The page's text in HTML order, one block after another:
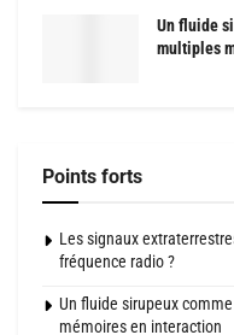
Un fluide
multiples
Points forts
Les signaux
fréquence radio ?
Un fluide sirupeux
mémoires en interaction